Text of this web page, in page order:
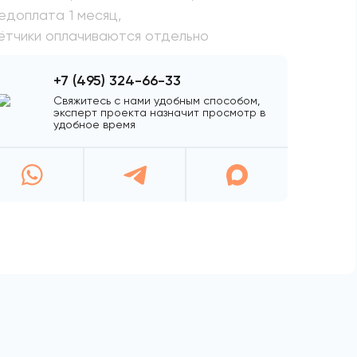
1 месяц,
оплачиваются отдельно
+7 (495) 324-66-33
Свяжитесь с нами удобным способом,
эксперт проекта назначит просмотр в
удобное время